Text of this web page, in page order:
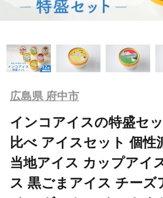
広島県 府中市
インコアイスの特盛セ
比べ アイスセット 個性
当地アイス カップアイ
ス 黒ごまアイス チーズ